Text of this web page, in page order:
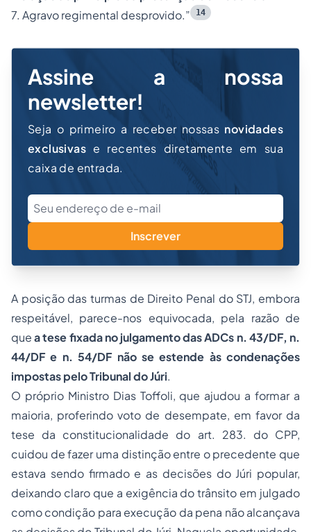
7. Agravo regimental desprovido.”
14
Assine a nossa
newsletter!
Seja o primeiro a receber nossas novidades
exclusivas e recentes diretamente em sua
caixa de entrada.
Inscrever
A posição das turmas de Direito Penal do STJ, embora
respeitável, parece-nos equivocada, pela razão de
quea tese fixada no julgamento das ADCs n. 43/DF, n.
44/DF e n. 54/DF não se estende às condenações
impostas pelo Tribunal do Júri.
O próprio Ministro Dias Toffoli, que ajudou a formar a
maioria, proferindo voto de desempate, em favor da
tese da constitucionalidade do art. 283. do CPP,
cuidou de fazer uma distinção entre o precedente que
estava sendo firmado e as decisões do Júri popular,
deixando claro que a exigência do trânsito em julgado
como condição para execução da pena não alcançava